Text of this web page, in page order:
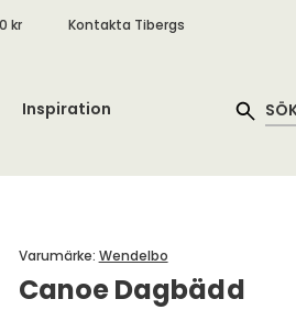
kr Kontakta Tibergs
Inspiration
Canoe Dagbädd
Varumärke: Wendelbo